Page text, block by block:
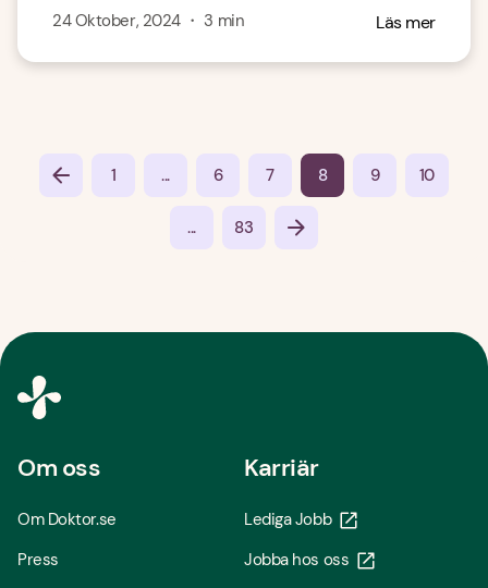
24 Oktober, 2024・ 3 min Läs mer
1 ... 6 7 8 9 10
... 83
Om oss
Om Doktor.se
Press
Karriär
Lediga Jobb
Jobba hos oss